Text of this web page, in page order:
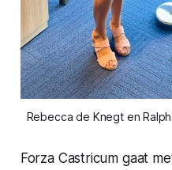
Rebecca de Knegt en
Forza Castricum gaat